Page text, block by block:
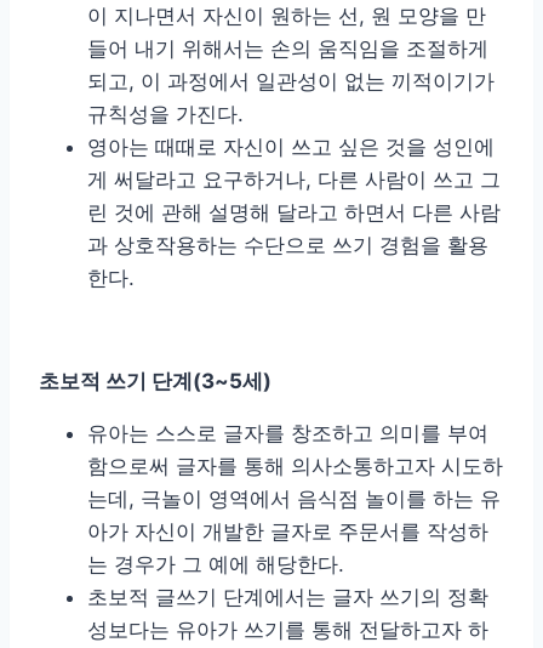
이 지나면서 자신이 원하는 선, 원 모양을 만
들어 내기 위해서는 손의 움직임을 조절하게
되고, 이 과정에서 일관성이 없는 끼적이기가
규칙성을 가진다.
영아는 때때로 자신이 쓰고 싶은 것을 성인에
게 써달라고 요구하거나, 다른 사람이 쓰고 그
린 것에 관해 설명해 달라고 하면서 다른 사람
과 상호작용하는 수단으로 쓰기 경험을 활용
한다.
초보적 쓰기 단계(3~5세)
유아는 스스로 글자를 창조하고 의미를 부여
함으로써 글자를 통해 의사소통하고자 시도하
는데, 극놀이 영역에서 음식점 놀이를 하는 유
아가 자신이 개발한 글자로 주문서를 작성하
는 경우가 그 예에 해당한다.
초보적 글쓰기 단계에서는 글자 쓰기의 정확
성보다는 유아가 쓰기를 통해 전달하고자 하